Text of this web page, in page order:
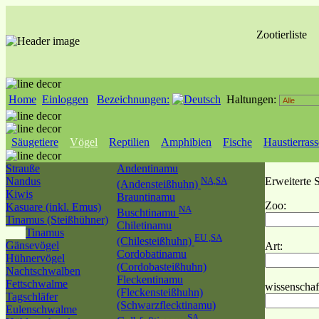
Zootierliste
Home Einloggen Bezeichnungen: Haltungen:
Säugetiere Vögel Reptilien Amphibien Fische
Strauße
Nandus
Kiwis
Kasuare (inkl. Emus)
Tinamus (Steißhühner)
Tinamus
Gänsevögel
Hühnervögel
Nachtschwalben
Fettschwalme
Tagschläfer
Eulenschwalme
Andentinamu
(Andensteißhuhn) NA,SA
Brauntinamu
Buschtinamu NA
Chiletinamu
(Chilesteißhuhn) EU ,SA
Cordobatinamu
(Cordobasteißhuhn)
Fleckentinamu
(Fleckensteißhuhn)
(Schwarzflecktinamu)
Erweiterte
Zoo:
Art: